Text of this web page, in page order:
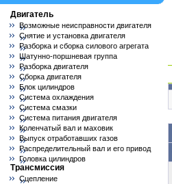
Двигатель
Возможные неисправности двигателя
Снятие и установка двигателя
Разборка и сборка силового агрегата
Шатунно-поршневая группа
Разборка двигателя
Сборка двигателя
Блок цилиндров
Система охлаждения
Система смазки
Система питания двигателя
Коленчатый вал и маховик
Выпуск отработавших газов
Распределительный вал и его привод
Головка цилиндров
Трансмиссия
Сцепление